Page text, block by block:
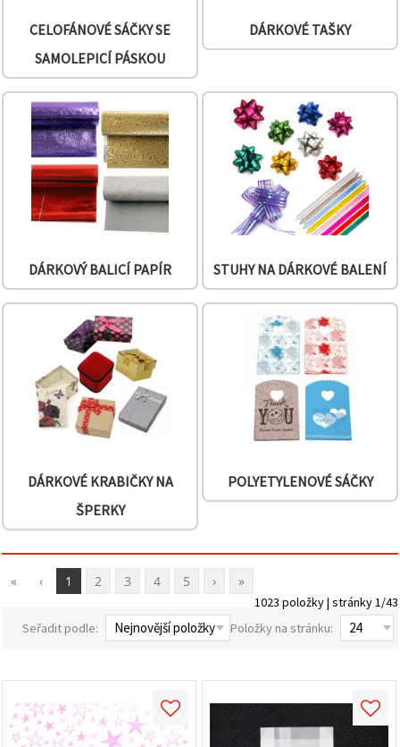
Přijmout
vše
Nastavení
CELOFÁNOVÉ SÁČKY SE
SAMOLEPICÍ PÁSKOU
DÁRKOVÉ TAŠKY
DÁRKOVÝ BALICÍ PAPÍR STUHY NA DÁRKOVÉ BALENÍ
DÁRKOVÉ KRABIČKY NA
ŠPERKY
POLYETYLENOVÉ SÁČKY
« ‹ 1 2 3 4 5 › »
1023 položky | stránky 1/43
Seřadit podle:
Položky na stránku: